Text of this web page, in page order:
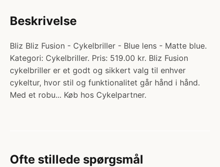
Beskrivelse
Bliz Bliz Fusion - Cykelbriller - Blue lens - Matte blue.
Kategori: Cykelbriller. Pris: 519.00 kr. Bliz Fusion
cykelbriller er et godt og sikkert valg til enhver
cykeltur, hvor stil og funktionalitet går hånd i hånd.
Med et robu... Køb hos Cykelpartner.
Ofte stillede spørgsmål